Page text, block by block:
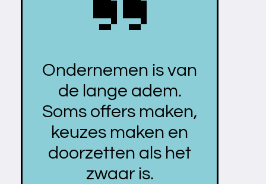
Over ons
Ondernemen is van
de lange adem.
Soms offers maken,
keuzes maken en
doorzetten als het
zwaar is.